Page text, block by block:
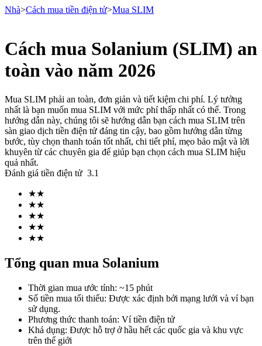
Hợp đồng tương lai
USDT Futures
Futures sử dụng USDT làm tài sản thế chấp
COIN-M Futures
Futures sử dụng token làm tài sản thế chấp
Nhà>Cách mua tiền điện tử>Mua SLIM
Cách mua Solanium (SLIM) an
toàn vào năm 2026
Mua SLIM phải an toàn, đơn giản và tiết kiệm chi phí. Lý tưởng
nhất là bạn muốn mua SLIM với mức phí thấp nhất có thể. Trong
hướng dẫn này, chúng tôi sẽ hướng dẫn bạn cách mua SLIM trên
sàn giao dịch tiền điện tử đáng tin cậy, bao gồm hướng dẫn từng
bước, tùy chọn thanh toán tốt nhất, chi tiết phí, mẹo bảo mật và lời
khuyên từ các chuyên gia để giúp bạn chọn cách mua SLIM hiệu
quả nhất.
Đánh giá tiền điện tử 3.1
★★
★★
★★
★★
★★
Tổng quan mua Solanium
Thời gian mua ước tính: ~15 phút
Số tiền mua tối thiểu: Được xác định bởi mạng lưới và ví bạn
sử dụng.
Phương thức thanh toán: Ví tiền điện tử
Khả dụng: Được hỗ trợ ở hầu hết các quốc gia và khu vực
trên thế giới